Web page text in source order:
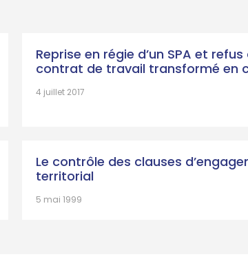
Reprise en régie d’un SPA et
contrat de travail transformé en
4 juillet 2017
Le contrôle des clauses
territorial
5 mai 1999